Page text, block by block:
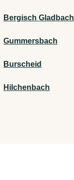
Bergisch Gladbach
Gummersbach
Burscheid
Hilchenbach